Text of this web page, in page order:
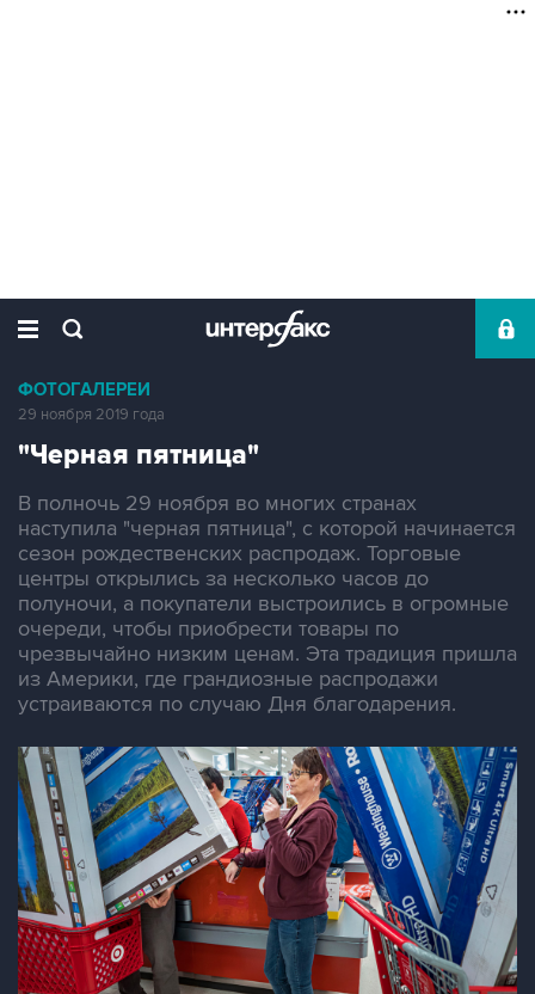
ФОТОГАЛЕРЕИ
29 ноября 2019 года
"Черная пятница"
В полночь 29 ноября во многих странах
наступила "черная пятница", с которой начинается
сезон рождественских распродаж. Торговые
центры открылись за несколько часов до
полуночи, а покупатели выстроились в огромные
очереди, чтобы приобрести товары по
чрезвычайно низким ценам. Эта традиция пришла
из Америки, где грандиозные распродажи
устраиваются по случаю Дня благодарения.